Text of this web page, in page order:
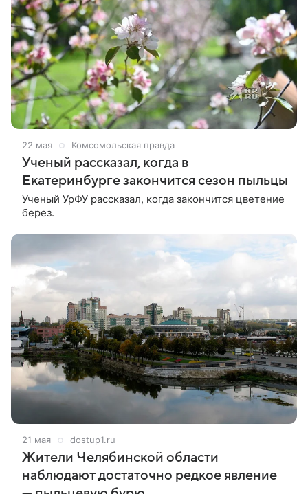
22 мая Комсомольская правда
Ученый рассказал, когда в
Екатеринбурге закончится сезон пыльцы
Ученый УрФУ рассказал, когда закончится цветение
берез.
21 мая dostup1.ru
Жители Челябинской области
наблюдают достаточно редкое явление